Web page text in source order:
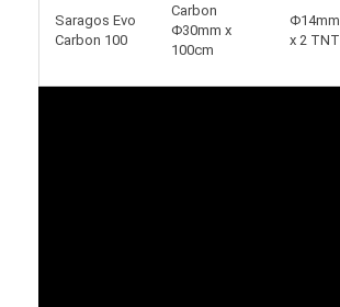
Saragos Evo
Carbon 100
Carbon
Φ30mm x
100cm
Φ14mm
x 2 TNT